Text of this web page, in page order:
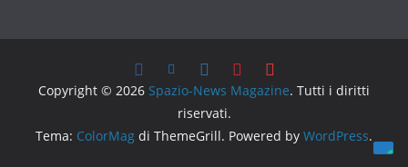
Copyright © 2026 Spazio-News Magazine. Tutti i diritti
riservati.
Tema: ColorMag di ThemeGrill. Powered by WordPress.